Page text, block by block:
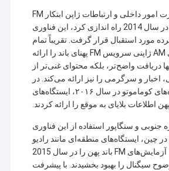
از زمانی که وزارت امور داخلی و ارتباطات ژاپن ابتکار FM
پهنای باند خود را در سال 2014 راه اندازی کرد، این فناوری
مورد استقبال قرار گرفت. تقریباً تمام
ایستگاه‌های AM ژاپنی سرویس FM پهنای باند را ارائه
دریافت واضح‌تر، بلکه محتوای غنی‌تر از
اخبار و سرگرمی را نیز ارائه می‌کند. در
طول زمین‌لرزه‌های کوماموتو در سال ۲۰۱۶، ایستگاه‌های
جنوبی و سنگاپور استفاده از این فناوری
در چین، ایستگاه‌های منطقه‌ای مانند رادیو
شرقی شانگهای، آزمایش‌های FM باند پهن را در سال 2015
سیگنال را بهبود بخشیدند. با پیشرفت